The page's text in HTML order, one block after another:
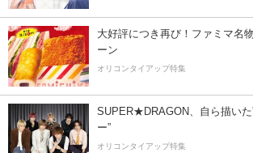
大好評につき再び！ファミマ名
ーン
オリコンタイアップ特集
SUPER★DRAGON、自ら描いた
ー”
オリコンタイアップ特集